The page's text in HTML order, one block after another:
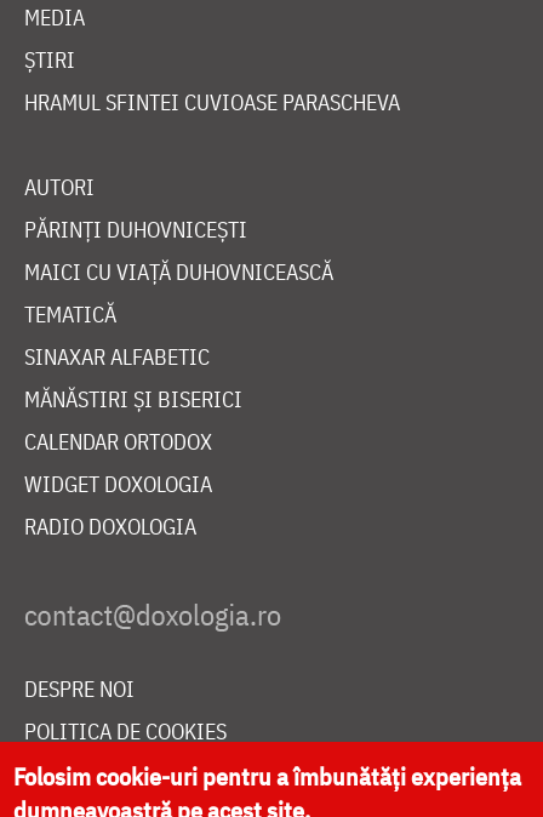
MEDIA
ȘTIRI
HRAMUL SFINTEI CUVIOASE PARASCHEVA
AUTORI
PĂRINȚI DUHOVNICEȘTI
MAICI CU VIAȚĂ DUHOVNICEASCĂ
TEMATICĂ
SINAXAR ALFABETIC
MĂNĂSTIRI ȘI BISERICI
CALENDAR ORTODOX
WIDGET DOXOLOGIA
RADIO DOXOLOGIA
DESPRE NOI
POLITICA DE COOKIES
DONEAZĂ ONLINE PENTRU CATEDRALA NAȚIONALĂ
Folosim cookie-uri pentru a îmbunătăți experiența
dumneavoastră pe acest site.